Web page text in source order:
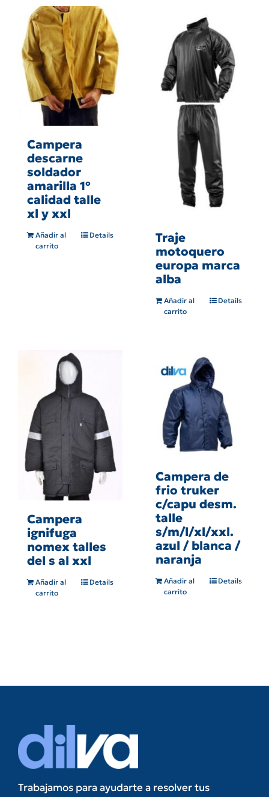
Campera
descarne
soldador
amarilla 1º
calidad talle
xl y xxl
Añadir al
carrito
Details
Traje
motoquero
europa marca
alba
Añadir al
carrito
Details
Campera
ignifuga
nomex talles
del s al xxl
Añadir al
carrito
Details
Campera de
frio truker
c/capu desm.
talle
s/m/l/xl/xxl.
azul / blanca /
naranja
Añadir al
carrito
Details
Trabajamos para ayudarte a resolver tus